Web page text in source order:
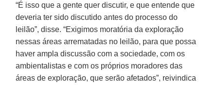
“É isso que a gente quer discutir, e que entende que
deveria ter sido discutido antes do processo do
leilão”, disse. “Exigimos moratória da exploração
nessas áreas arrematadas no leilão, para que possa
haver ampla discussão com a sociedade, com os
ambientalistas e com os próprios moradores das
áreas de exploração, que serão afetados”, reivindica